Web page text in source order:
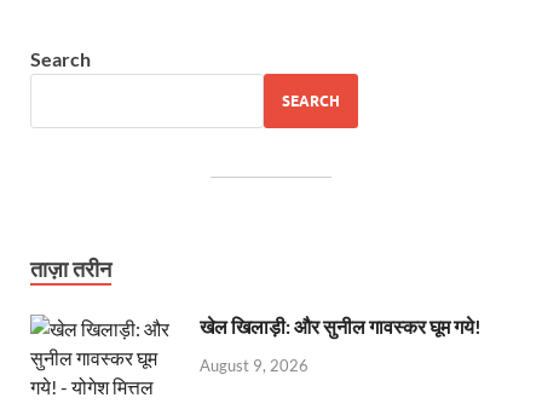
Search
SEARCH
ताज़ा तरीन
खेल खिलाड़ी: और सुनील गावस्कर घूम गये!
August 9, 2026